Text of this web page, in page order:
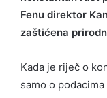
Fenu direktor
zaštićena
Kada je riječ o
samo o